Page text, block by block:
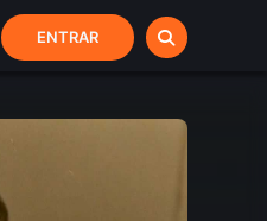
ENTRAR